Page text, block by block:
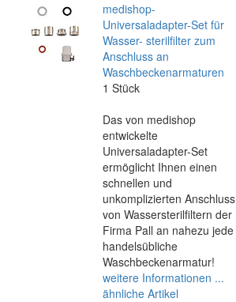
medishop-
Universaladapter-Set für
Wasser- sterilfilter zum
Anschluss an
Waschbeckenarmaturen
1 Stück
Das von medishop
entwickelte
Universaladapter-Set
ermöglicht Ihnen einen
schnellen und
unkomplizierten Anschluss
von Wassersterilfiltern der
Firma Pall an nahezu jede
handelsübliche
Waschbeckenarmatur!
weitere Informationen ...
ähnliche Artikel